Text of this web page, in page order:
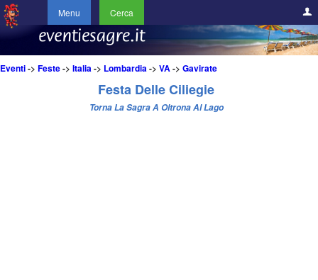
Menu Cerca
Eventi-> Feste-> Italia-> Lombardia-> VA-> Gavirate
Festa Delle Ciliegie
Torna La Sagra A Oltrona Al Lago